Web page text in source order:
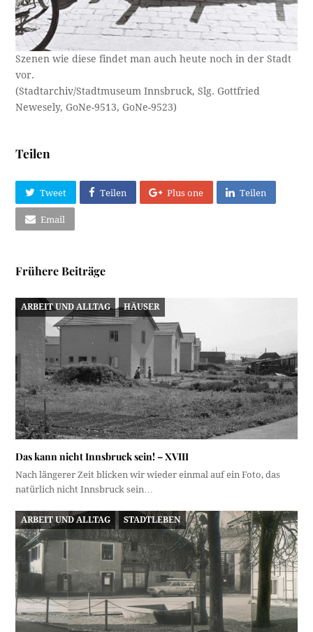
Szenen wie diese findet man auch heute noch in der Stadt
vor.
(Stadtarchiv/Stadtmuseum Innsbruck, Slg. Gottfried
Newesely, GoNe-9513, GoNe-9523)
Teilen
Tweet Teilen Plus one Teilen
Email
Frühere Beiträge
ARBEIT UND ALLTAG HÄUSER
Das kann nicht Innsbruck sein! – XVIII
Nach längerer Zeit blicken wir wieder einmal auf ein Foto, das
natürlich nicht Innsbruck sein…
ARBEIT UND ALLTAG STADTLEBEN